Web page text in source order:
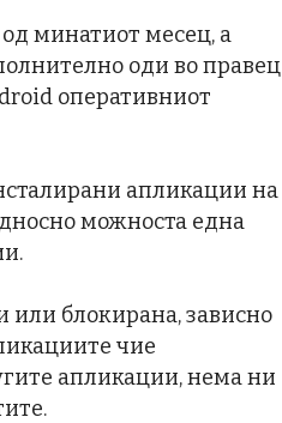
од минатиот месец, а
оди во правец
оперативниот
апликации на
можноста една
блокирана, зависно
чие
апликации, нема ни